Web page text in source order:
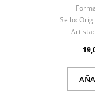
Sello:
Artista: